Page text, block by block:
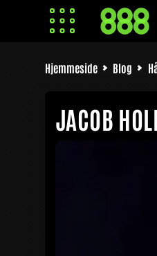
Hjemmeside Blog
JACOB